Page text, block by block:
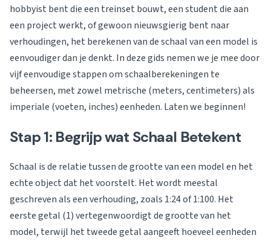
hobbyist bent die een treinset bouwt, een student die aan
een project werkt, of gewoon nieuwsgierig bent naar
verhoudingen, het berekenen van de schaal van een model is
eenvoudiger dan je denkt. In deze gids nemen we je mee door
vijf eenvoudige stappen om schaalberekeningen te
beheersen, met zowel metrische (meters, centimeters) als
imperiale (voeten, inches) eenheden. Laten we beginnen!
Stap 1: Begrijp wat Schaal Betekent
Schaal is de relatie tussen de grootte van een model en het
echte object dat het voorstelt. Het wordt meestal
geschreven als een verhouding, zoals 1:24 of 1:100. Het
eerste getal (1) vertegenwoordigt de grootte van het
model, terwijl het tweede getal aangeeft hoeveel eenheden